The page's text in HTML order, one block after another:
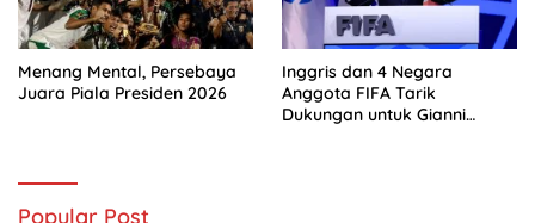
Menang Mental, Persebaya
Juara Piala Presiden 2026
Inggris dan 4 Negara
Anggota FIFA Tarik
Dukungan untuk Gianni
Popular Post